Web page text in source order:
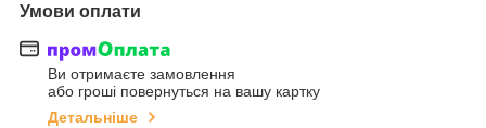
Умови оплати
Ви отримаєте замовлення
або гроші повернуться на вашу картку
Детальніше